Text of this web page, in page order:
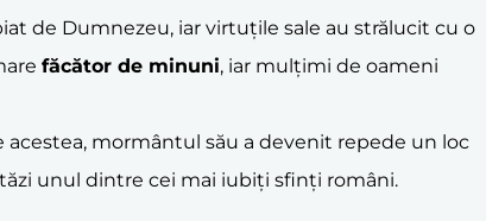
de Dumnezeu, iar virtuțile sale au strălucit cu o
făcător de minuni, iar mulțimi de oameni
mormântul său a devenit repede un loc
unul dintre cei mai iubiți sfinți români.